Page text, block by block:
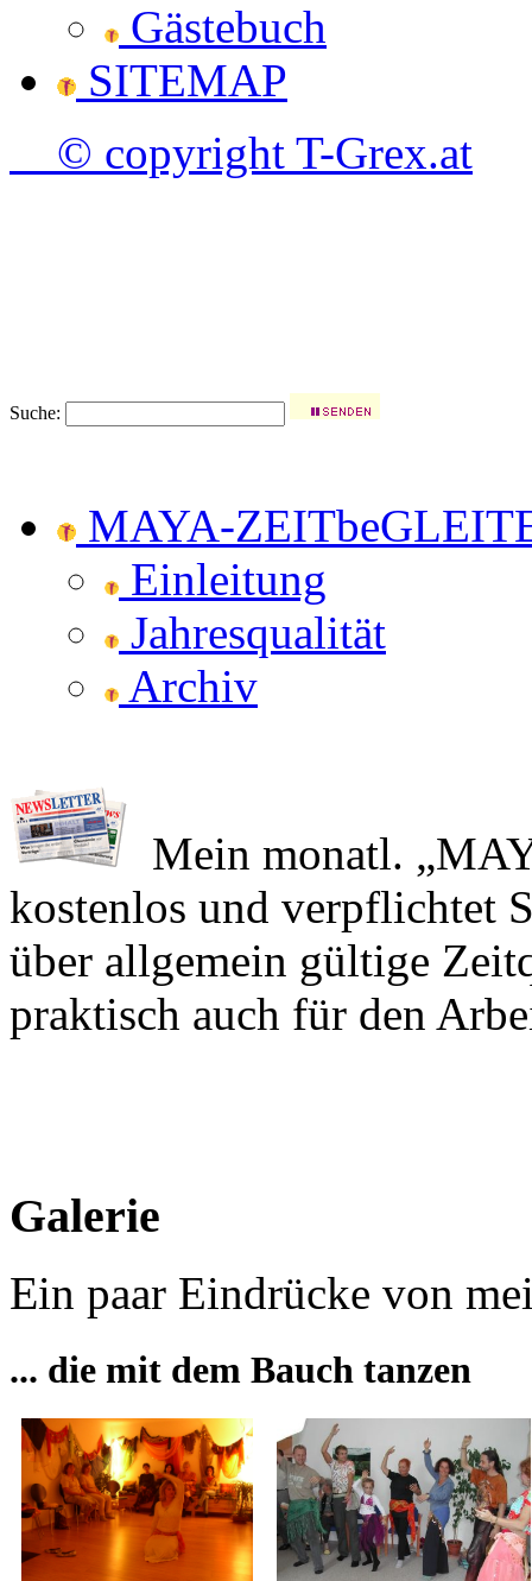
Gästebuch
SITEMAP
© copyright T-Grex.at
Suche:
MAYA-
Einleitung
Jahresqualität
Archiv
Mein monatl.
kostenlos und verpflichtet
über allgemein gültige
praktisch auch für den
Galerie
Ein paar Eindrücke von
... die mit dem Bauch tanzen